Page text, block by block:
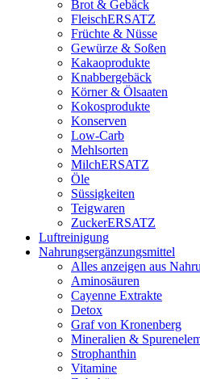
Brot & Gebäck
FleischERSATZ
Früchte & Nüsse
Gewürze & Soßen
Kakaoprodukte
Knabbergebäck
Körner & Ölsaaten
Kokosprodukte
Konserven
Low-Carb
Mehlsorten
MilchERSATZ
Öle
Süssigkeiten
Teigwaren
ZuckerERSATZ
Luftreinigung
Nahrungsergänzungsmittel
Alles anzeigen aus
Aminosäuren
Cayenne Extrakte
Detox
Graf von Kronenberg
Mineralien &
Strophanthin
Vitamine